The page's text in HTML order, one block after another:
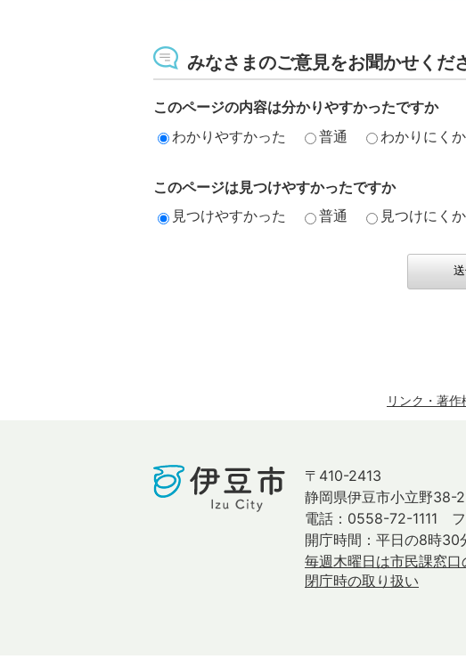
みなさまのご意見をお聞かせくだ
このページの内容は分かりやすかったですか
わかりやすかった
普通 わかりにく
このページは見つけやすかったですか
見つけやすかった
普通 見つけにく
リンク・著
〒410-2413
静岡県伊豆市小立野38-2
電話：0558-72-1111
開庁時間：平日の8時30
毎週木曜日は市民課窓
閉庁時の取り扱い